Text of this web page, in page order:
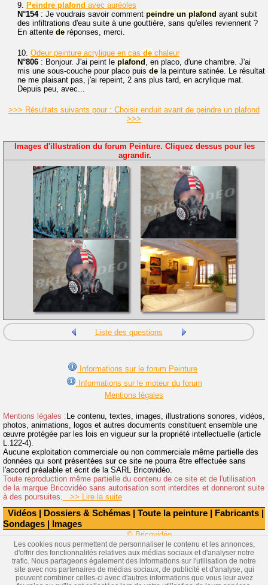
Vidéos | Dossiers & Schémas | Toute la peinture | Fabricants |
Sondages | Images
9. Peindre plafond avec auréoles
N°154: Je voudrais savoir comment peindre un plafond ayant subit
des infiltrations d'eau suite à une gouttière, sans qu'elles reviennent ?
En attente de réponses, merci.
10. Odeur peinture acrylique en cas de chaleur
N°806 : Bonjour. J'ai peint le plafond , en placo, d'une chambre. J'ai
mis une sous-couche pour placo puis de la peinture satinée. Le résultat
ne me plaisant pas, j'ai repeint, 2 ans plus tard, en acrylique mat.
Depuis peu, avec...
>>> Résultats suivants pour : Choisir enduit avant de peindre un plafond
>>>
Images d'illustration du forum Peinture. Cliquez dessus pour les
agrandir.
Liste des questions
Informations sur le forum Peinture
Informations sur le moteur du forum
Mentions légales
Mentions légales : Le contenu, textes, images, illustrations sonores, vidéos,
photos, animations, logos et autres documents constituent ensemble une
œuvre protégée par les lois en vigueur sur la propriété intellectuelle (article
L.122-4).
Aucune exploitation commerciale ou non commerciale même partielle des
données qui sont présentées sur ce site ne pourra être effectuée sans
l'accord préalable et écrit de la SARL Bricovidéo.
Toute reproduction même partielle du contenu de ce site et de l'utilisation
de la marque Bricovidéo sans autorisation sont interdites et donneront suite
à des poursuites. >> Lire la suite
© Bricovidéo
Les cookies nous permettent de personnaliser le contenu et les annonces,
d'offrir des fonctionnalités relatives aux médias sociaux et d'analyser notre
trafic. Nous partageons également des informations sur l'utilisation de notre
site avec nos partenaires de médias sociaux, de publicité et d'analyse, qui
peuvent combiner celles-ci avec d'autres informations que vous leur avez